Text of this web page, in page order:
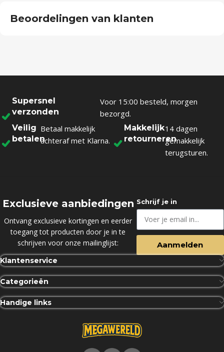
Beoordelingen van klanten
Supersnel
verzonden
Voor 15:00 besteld, morgen
bezorgd.
Veilig
betalen
Betaal makkelijk
achteraf met Klarna.
Makkelijk
retourneren
14 dagen
gemakkelijk
terugsturen.
Exclusieve aanbiedingen
Ontvang exclusieve kortingen en eerder
toegang tot producten door je in te
schrijven voor onze mailinglijst:
Schrijf je in
Aanmelden
Klantenservice
Categorieën
Handige links